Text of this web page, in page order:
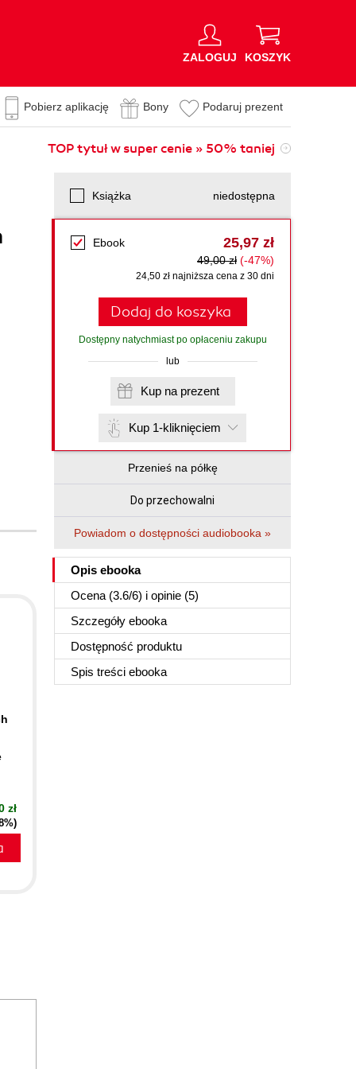
ZALOGUJ KOSZYK
Pobierz aplikację Bony Podaruj prezent
TOP tytuł w super cenie » 50% taniej
Książka niedostępna
Ebook 25,97 zł
49,00 zł (-47%)
24,50 zł najniższa cena z 30 dni
Dodaj do koszyka
Dostępny natychmiast po opłaceniu zakupu
lub
Kup na prezent
Kup 1-kliknięciem
Przenieś na półkę
Do przechowalni
Powiadom o dostępności audiobooka »
Opis ebooka
Ocena (3.6/6) i opinie (5)
Szczegóły ebooka
Dostępność produktu
Spis treści ebooka
zł